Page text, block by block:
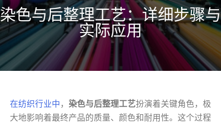
染色与后整理工艺：详细步骤与
实际应用
在纺织行业中 ， 染色与后整理工艺扮演着关键角色，极
大地影响着最终产品的质量、颜色和耐用性。这个过程